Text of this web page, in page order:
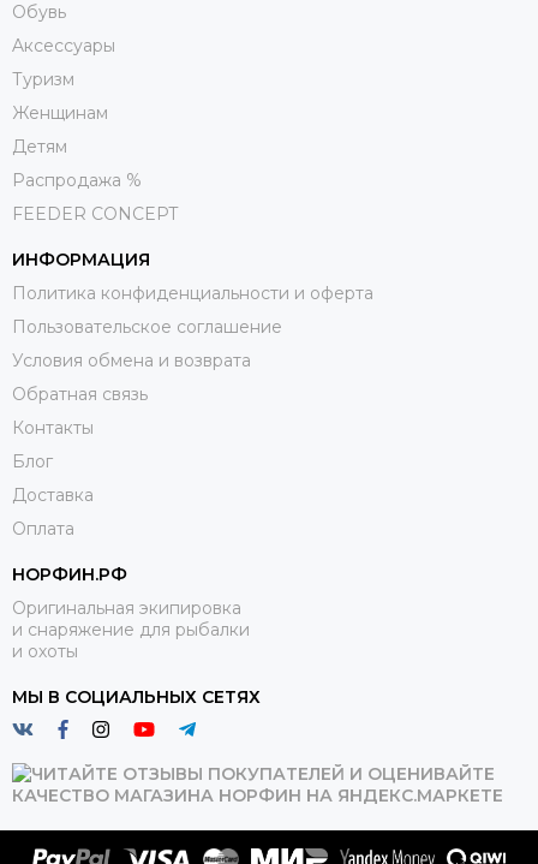
Обувь
Aксессуары
Туризм
Женщинам
Детям
Распродажа %
FEEDER CONCEPT
ИНФОРМАЦИЯ
Политика конфиденциальности и оферта
Пользовательское соглашение
Условия обмена и возврата
Обратная связь
Контакты
Блог
Доставка
Оплата
НОРФИН.РФ
Оригинальная экипировка
и снаряжение для рыбалки
и охоты
МЫ В СОЦИАЛЬНЫХ СЕТЯХ